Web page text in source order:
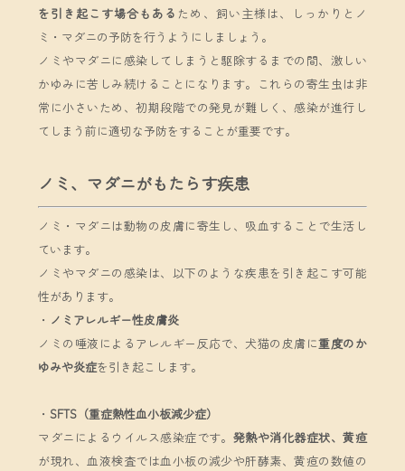
を引き起こす場合もある ため、飼い主様は、しっかりとノ
ミ・マダニの予防を行うようにしましょう。
ノミやマダニに感染してしまうと駆除するまでの間、激しい
かゆみに苦しみ続けることになります。これらの寄生虫は非
常に小さいため、初期段階での発見が難しく、感染が進行し
てしまう前に適切な予防をすることが重要です。
ノミ、マダニがもたらす疾患
ノミ・マダニは動物の皮膚に寄生し、吸血することで生活し
ています。
ノミやマダニの感染は、以下のような疾患を引き起こす可能
性があります。
・ ノミアレルギー性皮膚炎
ノミの唾液によるアレルギー反応で、犬猫の皮膚に重度のか
ゆみや炎症を引き起こします。
・SFTS（重症熱性血小板減少症）
マダニによるウイルス感染症です。 発熱や消化器症状、黄疸
が現れ、血液検査では血小板の減少や肝酵素、黄疸の数値の